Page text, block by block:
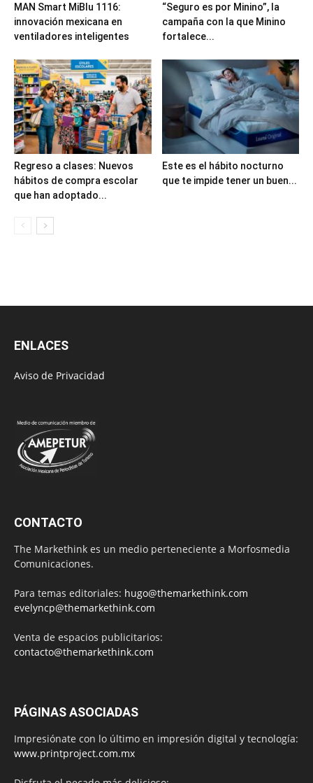
MAN Smart MiBlu 1116:
innovación mexicana en
ventiladores inteligentes
“Seguro es por Minino”, la
campaña con la que Minino
fortalece...
Regreso a clases: Nuevos
hábitos de compra escolar
que han adoptado...
Este es el hábito nocturno
que te impide tener un buen...
ENLACES
Aviso de Privacidad
CONTACTO
The Markethink es un medio perteneciente a Morfosmedia
Comunicaciones.
Para temas editoriales: hugo@themarkethink.com
evelyncp@themarkethink.com
Venta de espacios publicitarios:
contacto@themarkethink.com
PÁGINAS ASOCIADAS
Impresiónate con lo último en impresión digital y tecnología:
www.printproject.com.mx